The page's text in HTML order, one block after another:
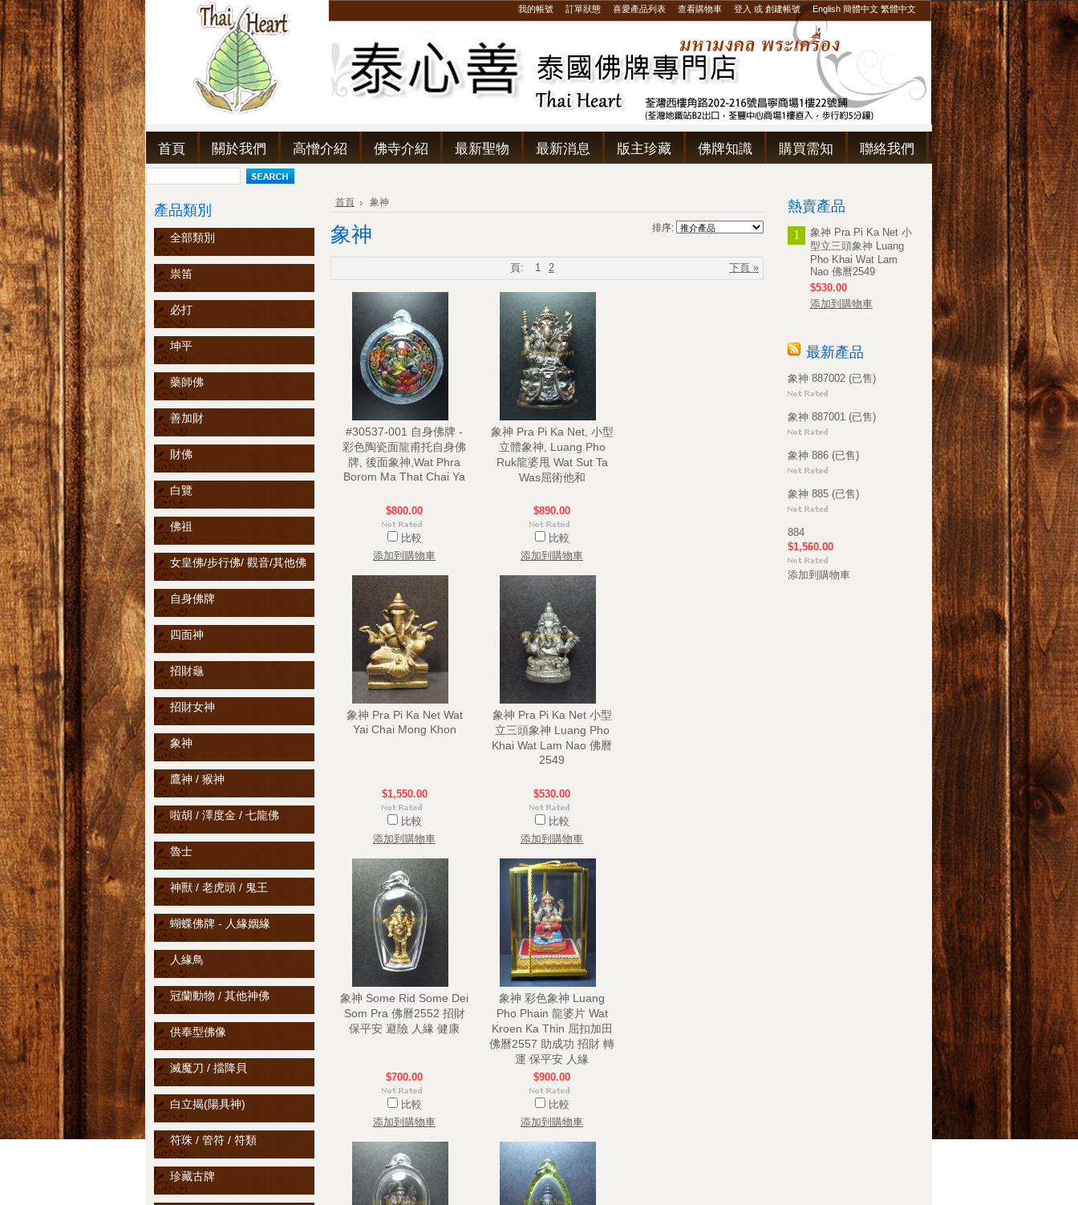
我的帳號 訂單狀態 喜愛產品列表 查看購物車 登入 或 創建帳號 English 簡體中文 繁體中文
首頁 關於我們 高憎介紹 佛寺介紹 最新聖物 最新消息 版主珍藏 佛牌知識 購買需知 聯絡我們
產品類別
全部類別
祟笛
必打
坤平
藥師佛
善加財
財佛
白覽
佛祖
女皇佛/步行佛/ 觀音/其他佛
自身佛牌
四面神
招財龜
招財女神
象神
鷹神 / 猴神
啦胡 / 澤度金 / 七龍佛
魯士
神獸 / 老虎頭 / 鬼王
蝴蝶佛牌 - 人緣姻緣
人緣鳥
冠蘭動物 / 其他神佛
供奉型佛像
滅魔刀 / 擋降貝
白立揭(陽具神)
符珠 / 管符 / 符類
珍藏古牌
首頁 象神
排序:
象神
下頁 »
頁: 1 2
#30537-001 自身佛牌 -
彩色陶瓷面龍甫托自身佛
牌, 後面象神,Wat Phra
Borom Ma That Chai Ya
$800.00
比較
添加到購物車
象神 Pra Pi Ka Net, 小型
立體象神, Luang Pho
Ruk龍婆甩 Wat Sut Ta
Was屈術他和
$890.00
比較
添加到購物車
象神 Pra Pi Ka Net Wat
Yai Chai Mong Khon
$1,550.00
比較
添加到購物車
象神 Pra Pi Ka Net 小型
立三頭象神 Luang Pho
Khai Wat Lam Nao 佛曆
2549
$530.00
比較
添加到購物車
象神 Some Rid Some Dei
Som Pra 佛曆2552 招財
保平安 避險 人緣 健康
$700.00
比較
添加到購物車
象神 彩色象神 Luang
Pho Phain 龍婆片 Wat
Kroen Ka Thin 屈扣加田
佛曆2557 助成功 招財 轉
運 保平安 人緣
$900.00
比較
添加到購物車
熱賣產品
1
象神 Pra Pi Ka Net 小
型立三頭象神 Luang
Pho Khai Wat Lam
Nao 佛曆2549
$530.00
添加到購物車
最新產品
象神 887002 (已售)
象神 887001 (已售)
象神 886 (已售)
象神 885 (已售)
884
$1,560.00
添加到購物車